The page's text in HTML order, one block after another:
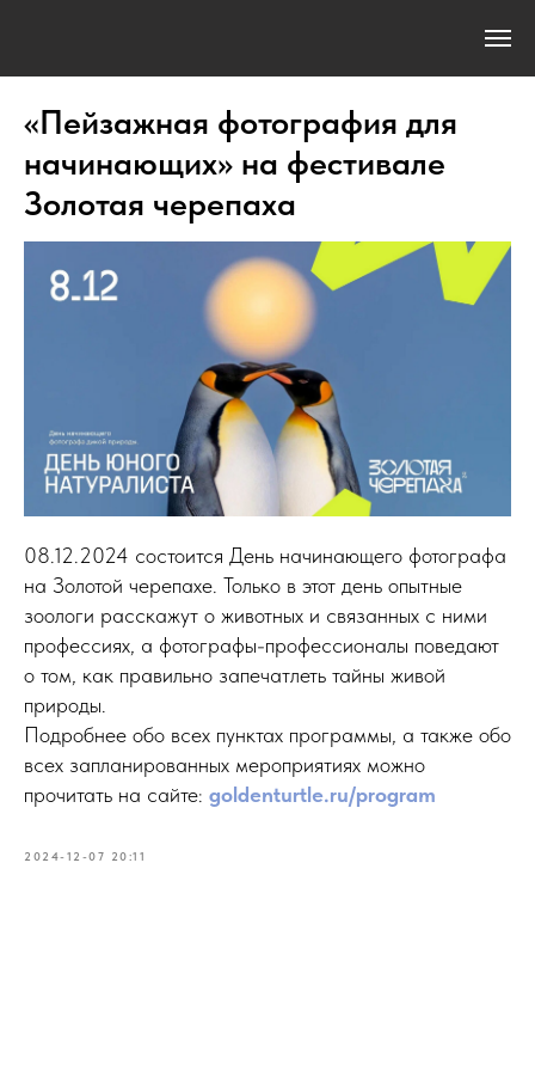
«Пейзажная фотография для
начинающих» на фестивале
Золотая черепаха
08.12.2024 состоится День начинающего фотографа
на Золотой черепахе. Только в этот день опытные
зоологи расскажут о животных и связанных с ними
профессиях, а фотографы-профессионалы поведают
о том, как правильно запечатлеть тайны живой
природы.
Подробнее обо всех пунктах программы, а также обо
всех запланированных мероприятиях можно
прочитать на сайте: goldenturtle.ru/program
2024-12-07 20:11